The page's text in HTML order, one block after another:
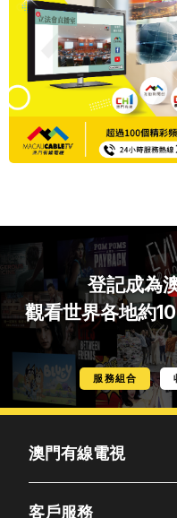
登記成為
觀看世界各地約
服務組合
澳門有線電視
客戶服務